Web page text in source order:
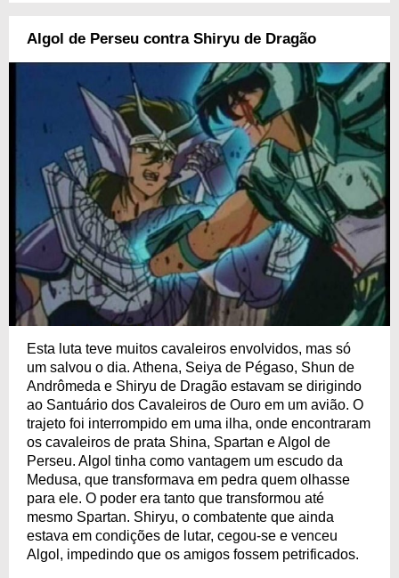
Algol de Perseu contra Shiryu de Dragão
Esta luta teve muitos cavaleiros envolvidos, mas só
um salvou o dia. Athena, Seiya de Pégaso, Shun de
Andrômeda e Shiryu de Dragão estavam se dirigindo
ao Santuário dos Cavaleiros de Ouro em um avião. O
trajeto foi interrompido em uma ilha, onde encontraram
os cavaleiros de prata Shina, Spartan e Algol de
Perseu. Algol tinha como vantagem um escudo da
Medusa, que transformava em pedra quem olhasse
para ele. O poder era tanto que transformou até
mesmo Spartan. Shiryu, o combatente que ainda
estava em condições de lutar, cegou-se e venceu
Algol, impedindo que os amigos fossem petrificados.